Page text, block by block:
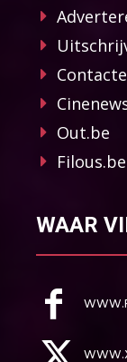
Out.be
Filous.be
WAAR